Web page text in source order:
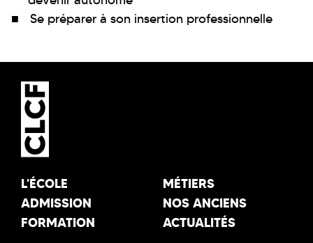
Se préparer à son insertion professionnelle
L'ÉCOLE
ADMISSION
FORMATION
MÉTIERS
NOS ANCIENS
ACTUALITÉS